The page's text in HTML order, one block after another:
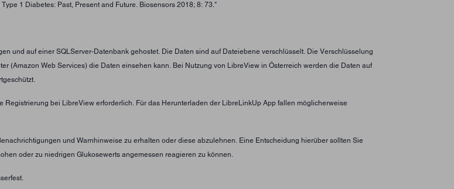
1 Diabetes: Past, Present and Future. Biosensors 2018; 8: 73."
und auf einer SQLServer-Datenbank gehostet. Die Daten sind auf Dateiebene verschlüsselt. Die Verschlüsselung
(Amazon Web Services) die Daten einsehen kann. Bei Nutzung von LibreView in Österreich werden die Daten auf
bei LibreView erforderlich. Für das Herunterladen der LibreLinkUp App fallen möglicherweise
und Warnhinweise zu erhalten oder diese abzulehnen. Eine Entscheidung hierüber sollten Sie
oder zu niedrigen Glukosewerts angemessen reagieren zu können.